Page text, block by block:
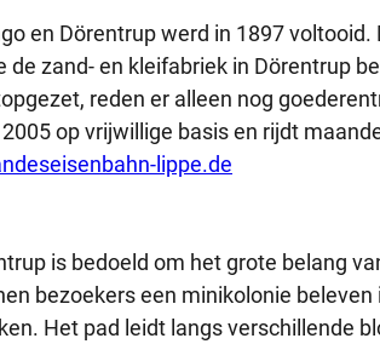
en Dörentrup werd in 1897
zand- en kleifabriek in Dörentrup
reden er alleen nog
op vrijwillige basis en rijdt
lippe.de
is bedoeld om het grote belang
bezoekers een minikolonie
Het pad leidt langs verschillende